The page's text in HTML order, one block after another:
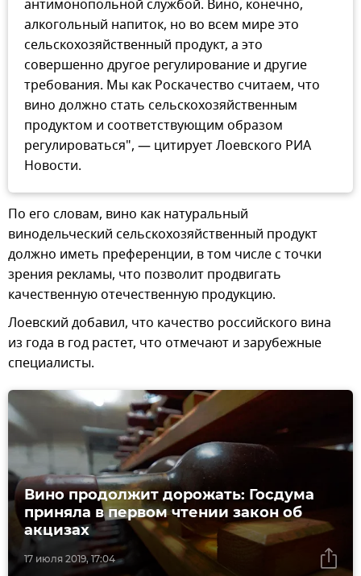
антимонопольной службой. Вино, конечно,
алкогольный напиток, но во всем мире это
сельскохозяйственный продукт, а это
совершенно другое регулирование и другие
требования. Мы как Роскачество считаем, что
вино должно стать сельскохозяйственным
продуктом и соответствующим образом
регулироваться", — цитирует Лоевского РИА
Новости.
По его словам, вино как натуральный
винодельческий сельскохозяйственный продукт
должно иметь преференции, в том числе с точки
зрения рекламы, что позволит продвигать
качественную отечественную продукцию.
Лоевский добавил, что качество российского вина
из года в год растет, что отмечают и зарубежные
специалисты.
17 июля 2019, 17:04
Вино продолжит дорожать: Госдума
приняла в первом чтении закон об
акцизах